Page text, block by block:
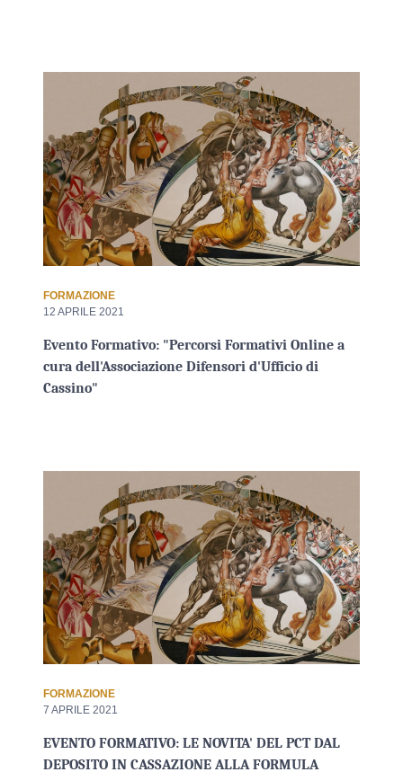
FORMAZIONE
12 APRILE 2021
Evento Formativo: "Percorsi Formativi Online a
cura dell'Associazione Difensori d'Ufficio di
Cassino"
FORMAZIONE
7 APRILE 2021
EVENTO FORMATIVO: LE NOVITA' DEL PCT DAL
DEPOSITO IN CASSAZIONE ALLA FORMULA